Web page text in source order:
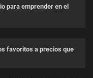
para emprender en el
favoritos a precios que